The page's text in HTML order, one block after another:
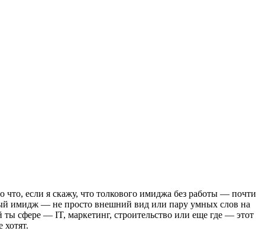
если я скажу, что толкового имиджа без работы — почти
имидж — не просто внешний вид или пару умных слов на
ты сфере — IT, маркетинг, строительство или еще где — этот